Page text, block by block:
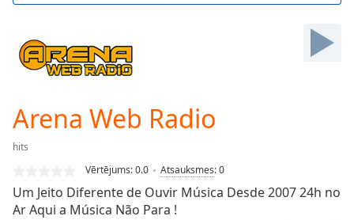
Skip
Skip
Forward
Mute
Loaded
Stream
TypeLIVE
Arena Web Radio
hits
Vērtējums:0.0 Atsauksmes:0
Um Jeito Diferente de Ouvir Música Desde 2007 24h no
Ar Aqui a Música Não Para !